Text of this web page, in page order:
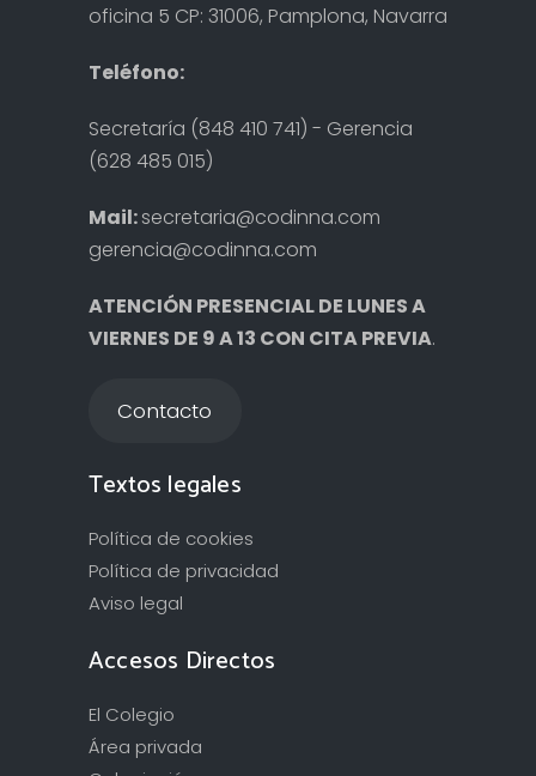
oficina 5 CP: 31006, Pamplona, Navarra
Teléfono:
Secretaría (848 410 741) - Gerencia
(628 485 015)
Mail:secretaria@codinna.com
gerencia@codinna.com
ATENCIÓN PRESENCIAL DE LUNES A
VIERNES DE 9 A 13 CON CITA PREVIA.
Contacto
Textos legales
Política de cookies
Política de privacidad
Aviso legal
Accesos Directos
El Colegio
Área privada